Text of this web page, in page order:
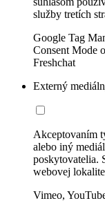
služby tretích
Google Tag
Consent Mode
Freshchat
Externý
Akceptovaním
alebo iný
poskytovatelia.
webovej
Vimeo,